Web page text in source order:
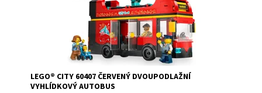
LEGO® CITY 60407 ČERVENÝ DVOUPODLAŽNÍ
VYHLÍDKOVÝ AUTOBUS